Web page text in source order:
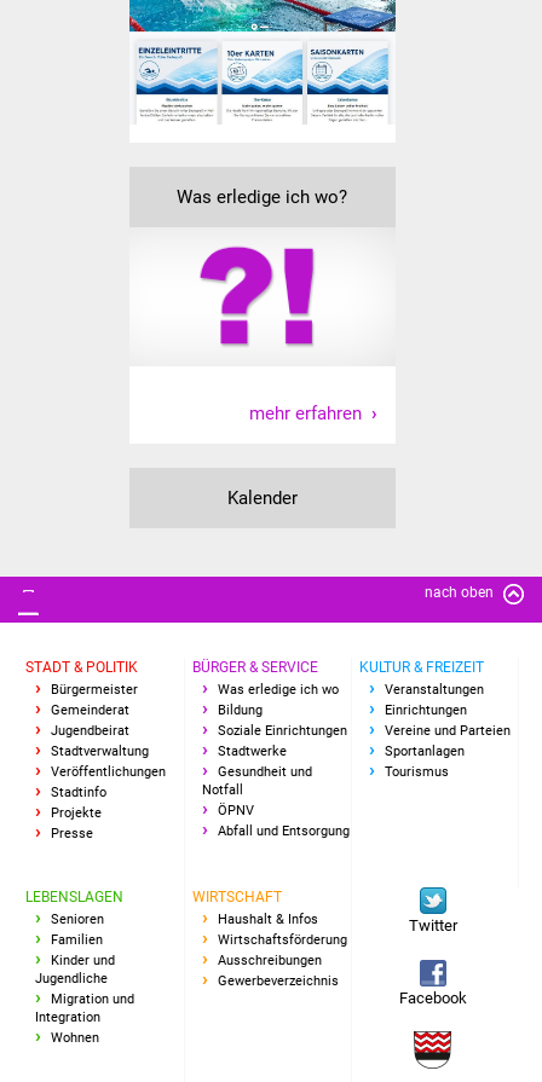
IKG Auen
Ausschreibungen
Europaweite
Beschränkte
Ausschreibung
Freihändige Vergabe
Was erledige ich wo?
mehr erfahren
Kalender
nach oben
STADT & POLITIK
Bürgermeister
Gemeinderat
Jugendbeirat
Stadtverwaltung
Veröffentlichungen
Stadtinfo
Projekte
Presse
BÜRGER & SERVICE
Was erledige ich wo
Bildung
Soziale Einrichtungen
Stadtwerke
Gesundheit und
Notfall
ÖPNV
Abfall und Entsorgung
KULTUR & FREIZEIT
Veranstaltungen
Einrichtungen
Vereine und Parteien
Sportanlagen
Tourismus
LEBENSLAGEN
Senioren
Familien
Kinder und
Jugendliche
Migration und
Integration
Wohnen
WIRTSCHAFT
Haushalt & Infos
Wirtschaftsförderung
Ausschreibungen
Gewerbeverzeichnis
Twitter
Facebook